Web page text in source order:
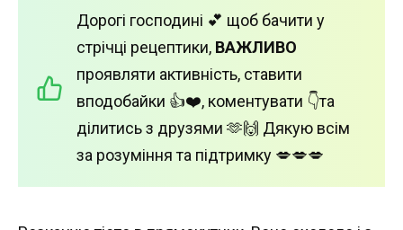
Дорогі господині 💕 щоб бачити у
стрічці рецептики, ВАЖЛИВО
проявляти активність, ставити
вподобайки 👍❤️, коментувати 👇та
ділитись з друзями 🫶🙌 Дякую всім
за розуміння та підтримку 💋💋💋